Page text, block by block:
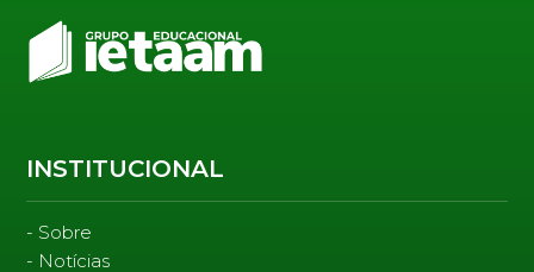
INSTITUCIONAL
Sobre
Notícias